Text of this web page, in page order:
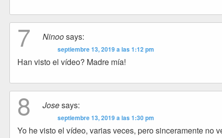
7 Ninoosays:
septiembre 13, 2019 a las 1:12 pm
Han visto el vídeo? Madre mía!
8 Josesays:
septiembre 13, 2019 a las 1:30 pm
Yo he visto el vídeo, varias veces, pero sinceramente no